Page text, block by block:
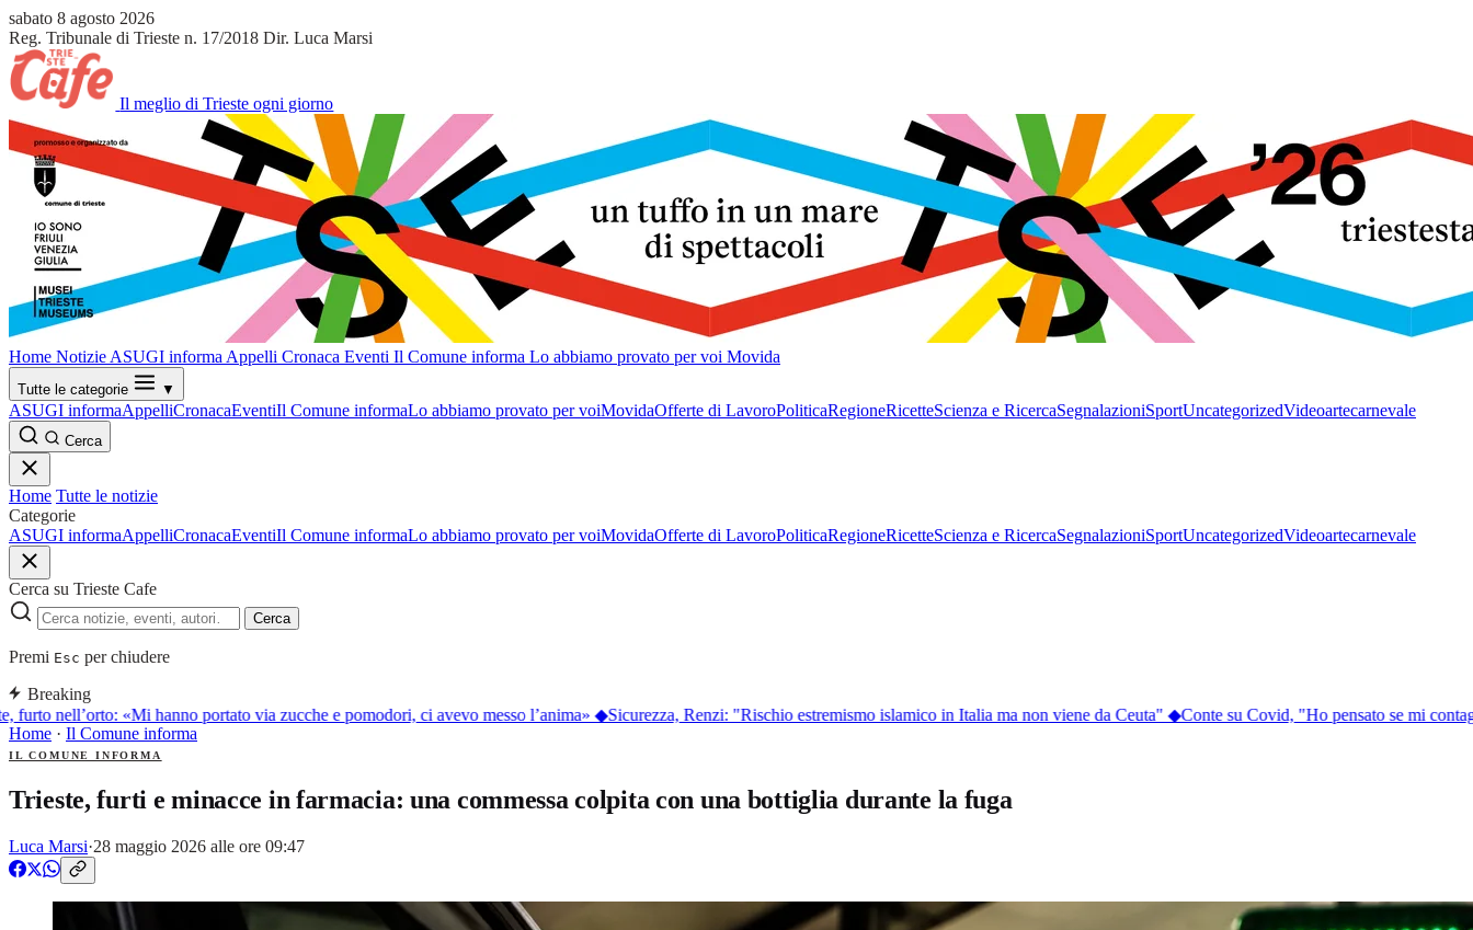
sabato 8 agosto 2026
Reg. Tribunale di Trieste n. 17/2018 Dir. Luca Marsi
Il meglio di Trieste ogni giorno
Home Notizie ASUGI informa Appelli Cronaca Eventi Il Comune informa Lo abbiamo provato per voi Movida
Tutte le categorie ▼
ASUGI informaAppelliCronacaEventiIl Comune informaLo abbiamo provato per voiMovidaOfferte di LavoroPoliticaRegioneRicetteScienza e RicercaSegnalazioniSportUncategorizedVideoartecarnevale
Cerca
Home Tutte le notizie
Categorie
ASUGI informaAppelliCronacaEventiIl Comune informaLo abbiamo provato per voiMovidaOfferte di LavoroPoliticaRegioneRicetteScienza e RicercaSegnalazioniSportUncategorizedVideoartecarnevale
Cerca su Trieste Cafe
Cerca
Premi Esc per chiudere
Breaking
furto nell’orto: «Mi hanno portato via zucche e pomodori, ci avevo messo l’anima»◆Sicurezza, Renzi: "Rischio estremismo islamico in Italia ma non viene da Ceuta"◆Conte su Covid, "Ho pensato se mi
Home · Il Comune informa
IL COMUNE INFORMA
Trieste, furti e minacce in farmacia: una commessa colpita con una bottiglia durante la fuga
Luca Marsi·28 maggio 2026 alle ore 09:47